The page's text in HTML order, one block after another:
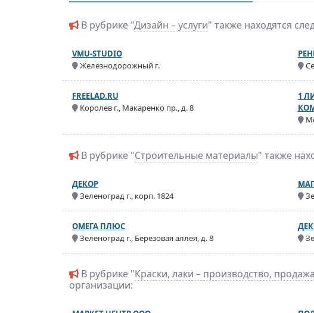
В рубрике "Дизайн – услуги" также находятся
VMU-STUDIO
Железнодорожный г.
FREELAD.RU
Королев г., Макаренко пр., д. 8
1
В рубрике "Строительные материалы" также
ДЕКОР
Зеленоград г., корп. 1824
ОМЕГА ПЛЮС
Зеленоград г., Березовая аллея, д. 8
В рубрике "Краски, лаки – производство, продажа
организации: